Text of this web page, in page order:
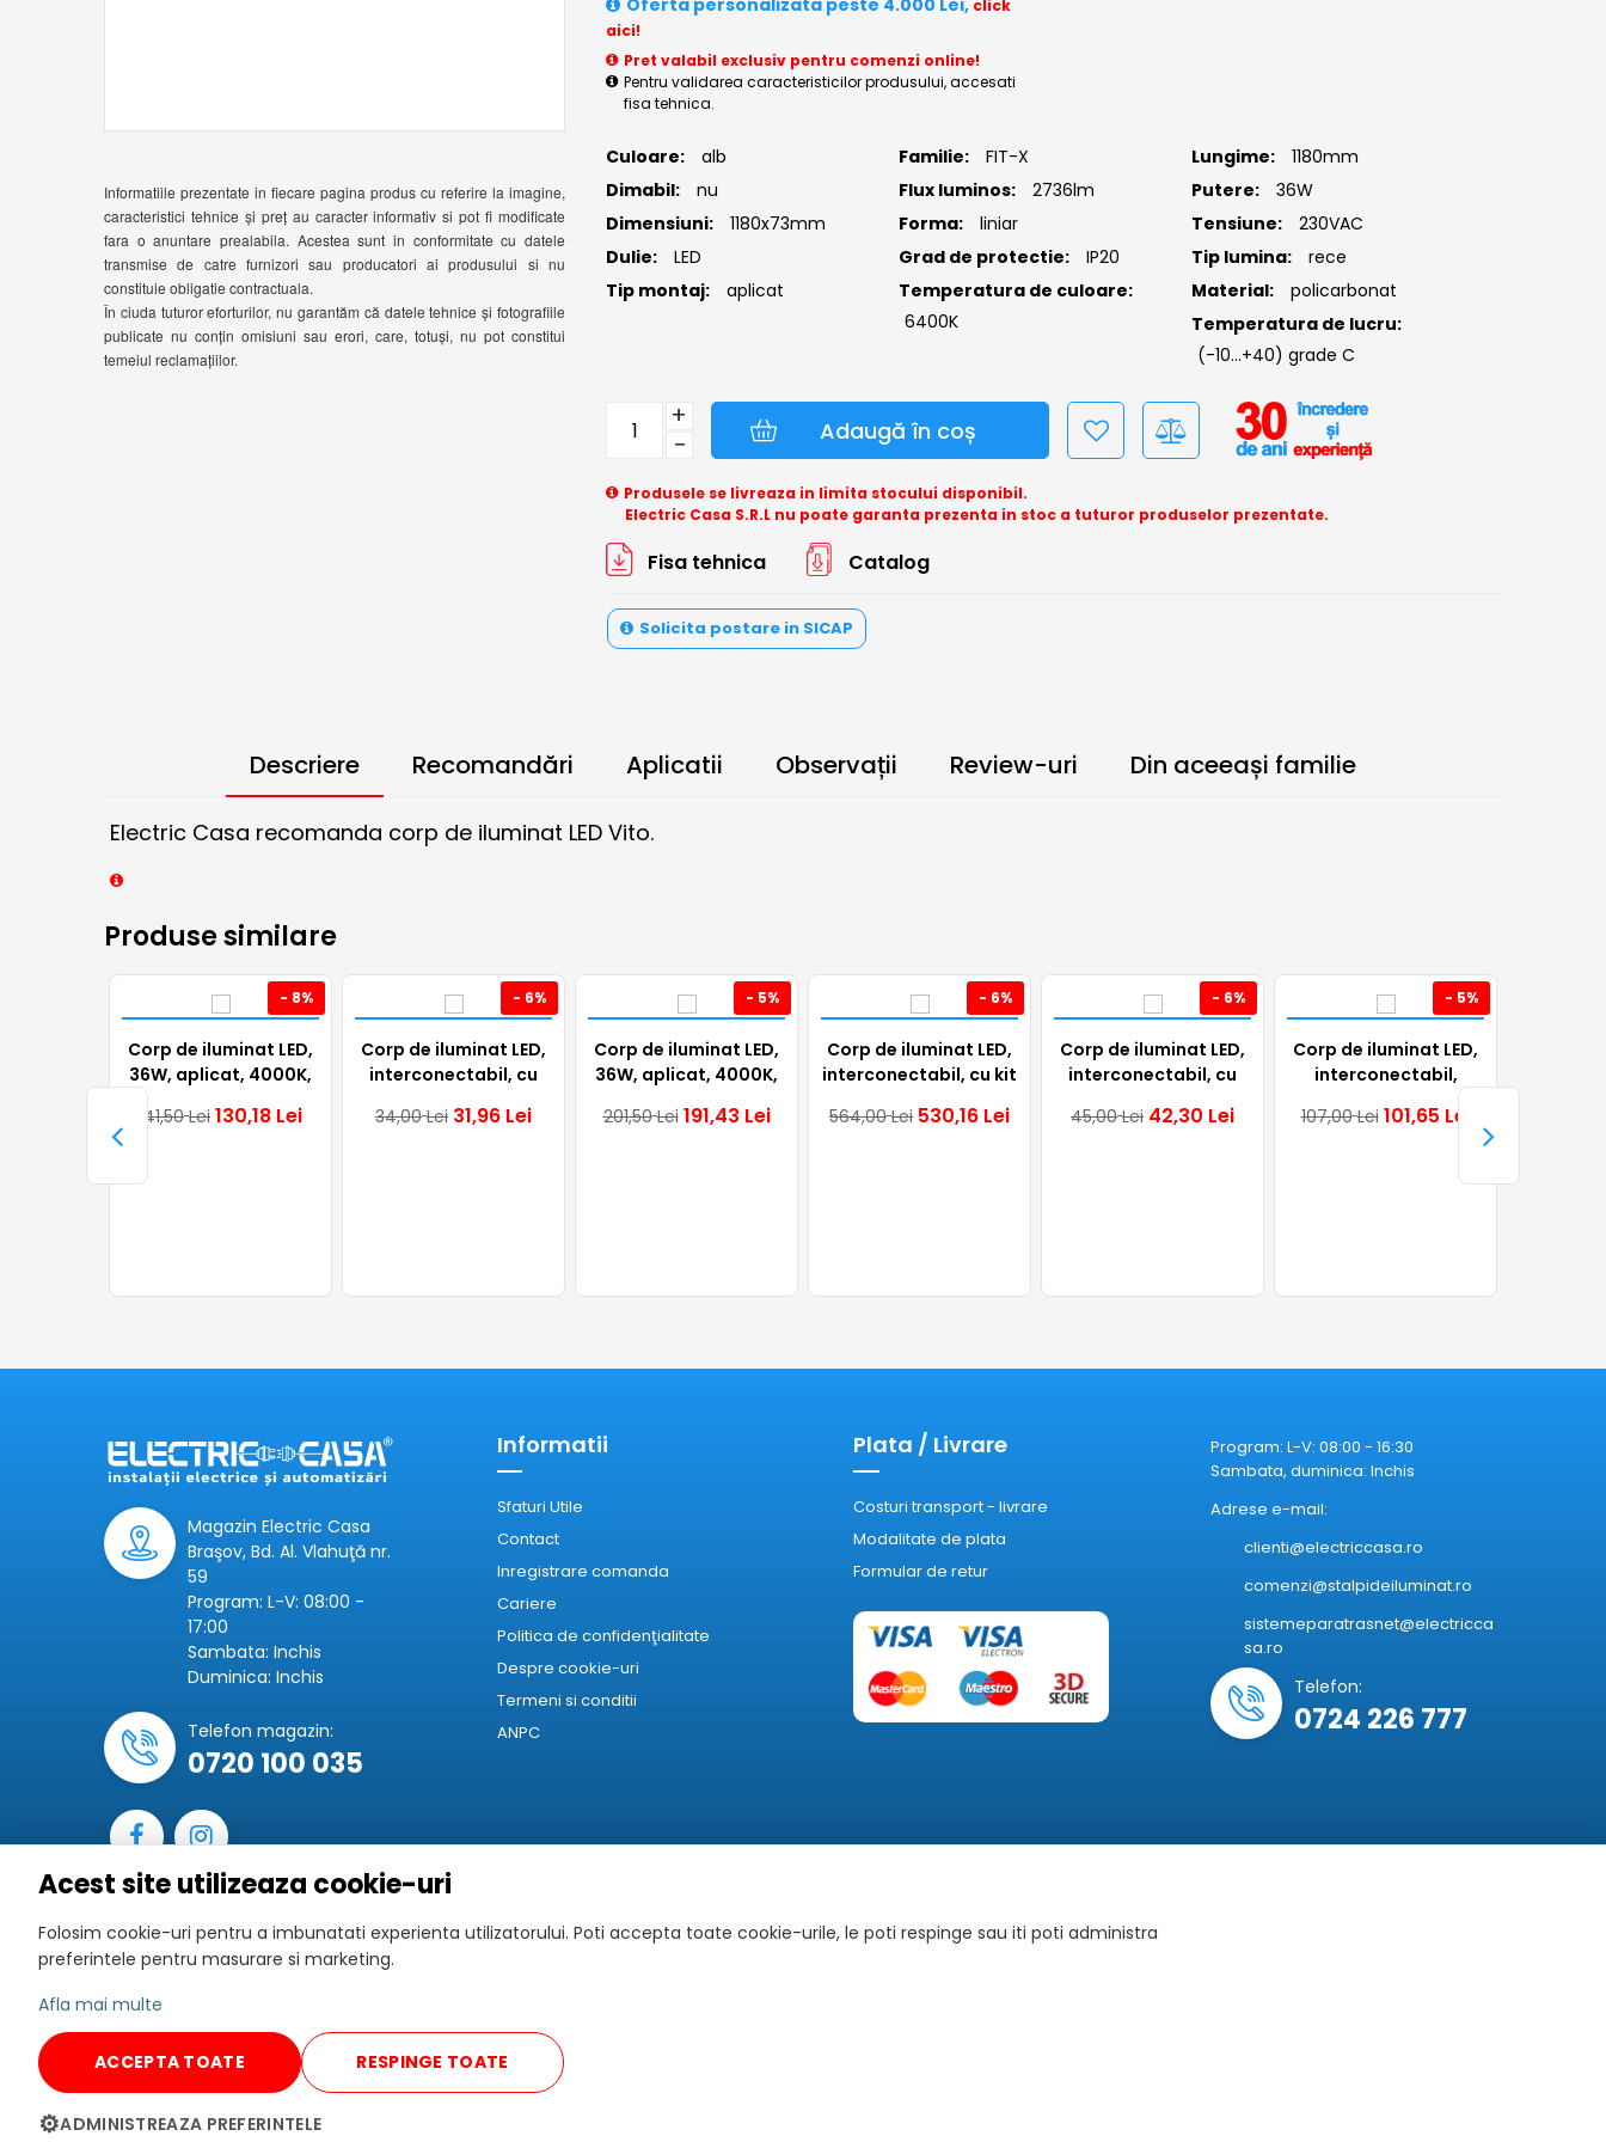
Informatiile prezentate in fiecare pagina produs cu referire la imagine,
caracteristici tehnice și preț au caracter informativ si pot fi modificate
fara o anuntare prealabila. Acestea sunt in conformitate cu datele
transmise de catre furnizori sau producatori ai produsului si nu
constituie obligatie contractuala.
În ciuda tuturor eforturilor, nu garantăm că datele tehnice și fotografiile
publicate nu conțin omisiuni sau erori, care, totuși, nu pot constitui
temeiul reclamațiilor.
Oferta personalizata peste 4.000 Lei, click
aici!
Pret valabil exclusiv pentru comenzi online!
Pentru validarea caracteristicilor produsului, accesati
fisa tehnica.
Culoare:
alb
Dimabil:
nu
Dimensiuni:
1180x73mm
Dulie:
LED
Familie:
FIT-X
Flux luminos:
2736lm
Forma:
liniar
Grad de protectie:
IP20
Lungime:
1180mm
Putere:
36W
Tensiune:
230VAC
Tip lumina:
rece
Tip montaj:
aplicat
Temperatura de culoare:
6400K
Material:
policarbonat
Temperatura de lucru:
(-10...+40) grade C
+
−
Adaugă în coș
Produsele se livreaza in limita stocului disponibil.
Electric Casa S.R.L nu poate garanta prezenta in stoc a tuturor produselor prezentate.
Fisa tehnica Catalog
Solicita postare in SICAP
Descriere Recomandări Aplicatii Observații Review-uri Din aceeași familie
Electric Casa recomanda corp de iluminat LED Vito.
Produse similare
- 8%
Corp de iluminat LED,
36W, aplicat, 4000K,
alb, IP65, Xaro, GTV
141,50 Lei 130,18 Lei
- 6%
Corp de iluminat LED,
interconectabil, cu
liniar, alb, 10W, 4000K,
34,00 Lei 31,96 Lei
- 5%
Corp de iluminat LED,
36W, aplicat, 4000K,
201,50 Lei 191,43 Lei
- 6%
Corp de iluminat LED,
interconectabil, cu kit
aplicat, liniar, alb,
564,00 Lei 530,16 Lei
- 6%
Corp de iluminat LED,
interconectabil, cu
liniar, alb, 20W,
45,00 Lei 42,30 Lei
- 5%
Corp de iluminat LED,
interconectabil,
aplicat, liniar, alb,
60W, 4000K, IP65,
107,00 Lei 101,65 Lei
Magazin Electric Casa
Braşov, Bd. Al. Vlahuţă nr.
59
Program: L-V: 08:00 -
17:00
Sambata: Inchis
Duminica: Inchis
Telefon magazin:
0720 100 035
Informatii
Sfaturi Utile
Contact
Inregistrare comanda
Cariere
Politica de confidenţialitate
Despre cookie-uri
Termeni si conditii
ANPC
Plata / Livrare
Costuri transport - livrare
Modalitate de plata
Formular de retur
Program: L-V: 08:00 - 16:30
Sambata, duminica: Inchis
Adrese e-mail:
clienti@electriccasa.ro
comenzi@stalpideiluminat.ro
sistemeparatrasnet@electricca
sa.ro
Telefon:
0724 226 777
Informatiile prezentate in fiecare pagina produs cu referire la imagine, caracteristici tehnice și preț au caracter informativ si pot fi modificate fara o anuntare prealabila.
Acestea sunt in conformitate cu datele transmise de catre furnizori sau producatori ai produsului si nu constituie obligatie contractuala.
Acest site utilizeaza cookie-uri
Folosim cookie-uri pentru a imbunatati experienta utilizatorului. Poti accepta toate cookie-urile, le poti respinge sau iti poti administra
preferintele pentru masurare si marketing.
Afla mai multe
ACCEPTA TOATE RESPINGE TOATE
⚙ADMINISTREAZA PREFERINTELE